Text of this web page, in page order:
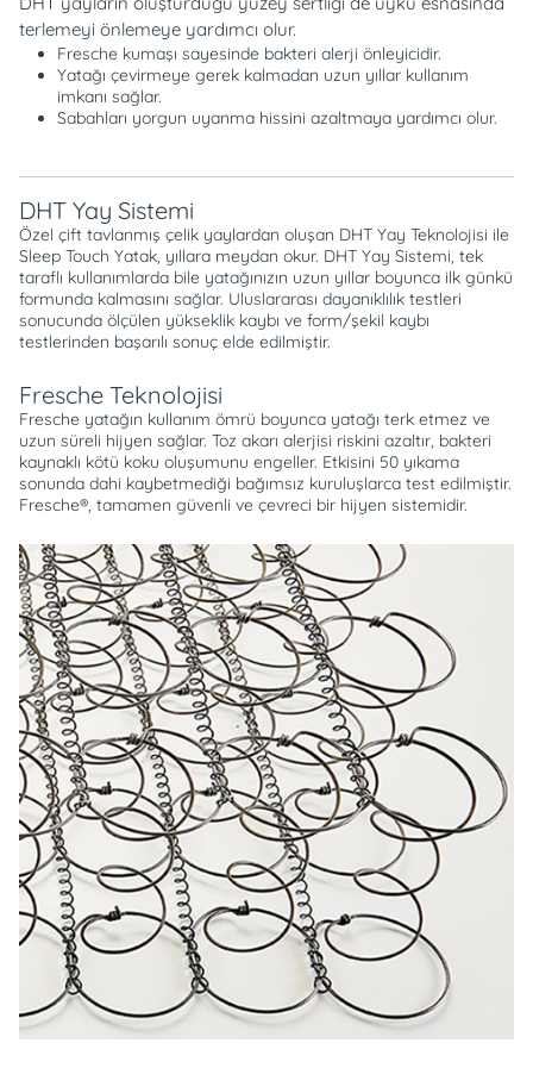
terlemeyi önlemeye yardımcı olur.
Fresche kumaşı sayesinde bakteri alerji önleyicidir.
Yatağı çevirmeye gerek kalmadan uzun yıllar kullanım
imkanı sağlar.
Sabahları yorgun uyanma hissini azaltmaya yardımcı olur.
DHT Yay Sistemi
Özel çift tavlanmış çelik yaylardan oluşan DHT Yay Teknolojisi ile
Sleep Touch Yatak, yıllara meydan okur. DHT Yay Sistemi, tek
taraflı kullanımlarda bile yatağınızın uzun yıllar boyunca ilk günkü
formunda kalmasını sağlar. Uluslararası dayanıklılık testleri
sonucunda ölçülen yükseklik kaybı ve form/şekil kaybı
testlerinden başarılı sonuç elde edilmiştir.
Fresche Teknolojisi
Fresche yatağın kullanım ömrü boyunca yatağı terk etmez ve
uzun süreli hijyen sağlar. Toz akarı alerjisi riskini azaltır, bakteri
kaynaklı kötü koku oluşumunu engeller. Etkisini 50 yıkama
sonunda dahi kaybetmediği bağımsız kuruluşlarca test edilmiştir.
Fresche®, tamamen güvenli ve çevreci bir hijyen sistemidir.